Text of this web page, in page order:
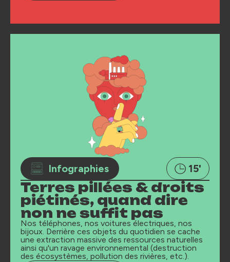
Infographies 15'
Terres pillées & droits
piétinés, quand dire
non ne suffit pas
Nos téléphones, nos voitures électriques, nos
bijoux. Derrière ces objets du quotidien se cache
une extraction massive des ressources naturelles
ainsi qu'un ravage environnemental (destruction
des écosystèmes, pollution des rivières, etc.).